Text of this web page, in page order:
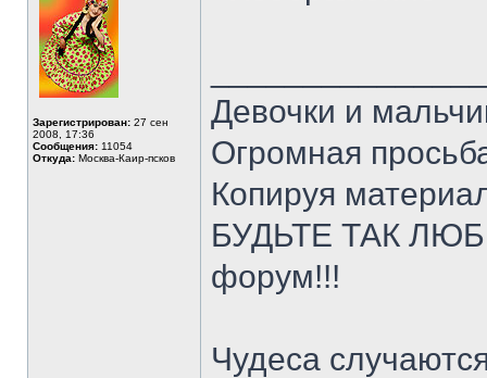
Зарегистрирован: 27 сен
2008, 17:36
Сообщения: 11054
Откуда: Москва-Каир-псков
Девочки и
Огромная
Копируя
БУДЬТЕ ТАК
форум!!!
Чудеса